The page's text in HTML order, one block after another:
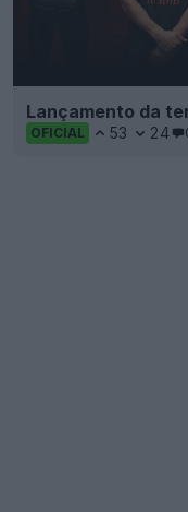
Lançamento da
OFICIAL 53 24